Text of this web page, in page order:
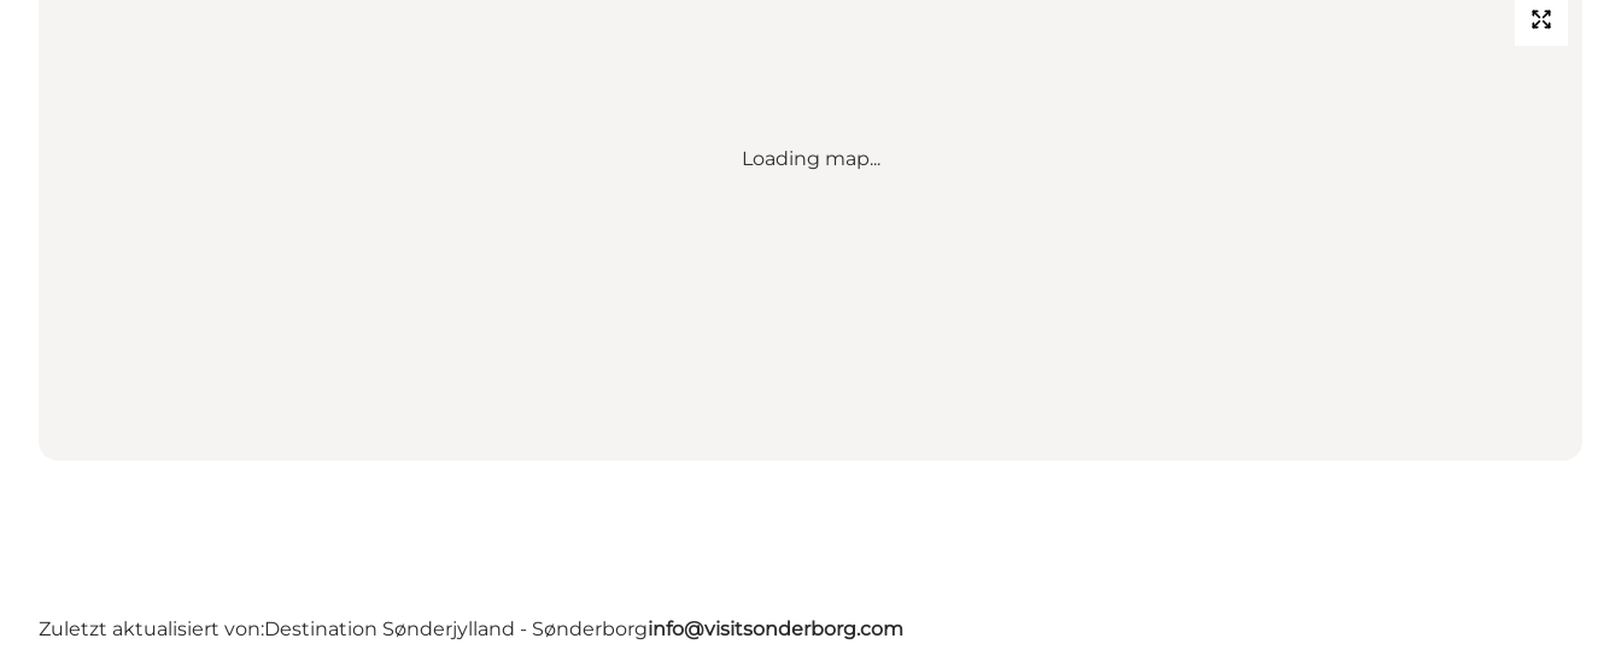
Loading map...
Zuletzt aktualisiert von:Destination Sønderjylland - Sønderborginfo@visitsonderborg.com